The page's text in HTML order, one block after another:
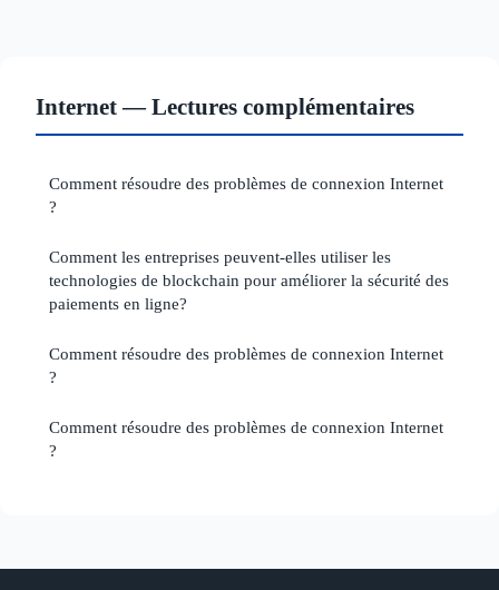
Internet — Lectures complémentaires
Comment résoudre des problèmes de connexion Internet
?
Comment les entreprises peuvent-elles utiliser les
technologies de blockchain pour améliorer la sécurité des
paiements en ligne?
Comment résoudre des problèmes de connexion Internet
?
Comment résoudre des problèmes de connexion Internet
?